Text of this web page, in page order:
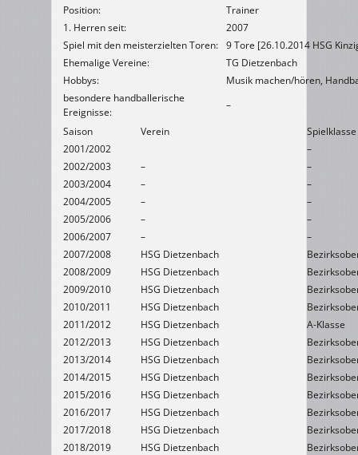
Position:
Trainer
1. Herren seit:
2007
Spiel mit den meisterzielten Toren: 9 Tore [26.10.2014 HSG
Ehemalige Vereine:
TG Dietzenbach
Hobbys:
Musik machen/hören,
besondere handballerische
Ereignisse:
–
Saison
Verein
Spielklasse
2001/2002
–
2002/2003
–
–
2003/2004
–
–
2004/2005
–
–
2005/2006
–
–
2006/2007
–
–
2007/2008
HSG Dietzenbach
2008/2009
HSG Dietzenbach
2009/2010
HSG Dietzenbach
2010/2011
HSG Dietzenbach
2011/2012
HSG Dietzenbach
A-Klasse
2012/2013
HSG Dietzenbach
2013/2014
HSG Dietzenbach
2014/2015
HSG Dietzenbach
2015/2016
HSG Dietzenbach
2016/2017
HSG Dietzenbach
2017/2018
HSG Dietzenbach
2018/2019
HSG Dietzenbach